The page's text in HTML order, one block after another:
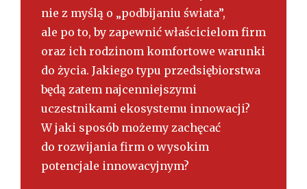
nie z myślą o „podbijaniu świata”,
ale po to, by zapewnić właścicielom firm
oraz ich rodzinom komfortowe warunki
do życia. Jakiego typu przedsiębiorstwa
będą zatem najcenniejszymi
uczestnikami ekosystemu innowacji?
W jaki sposób możemy zachęcać
do rozwijania firm o wysokim
potencjale innowacyjnym?